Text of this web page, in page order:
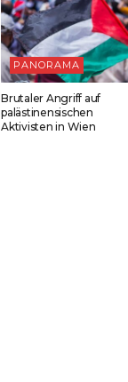
PANORAMA
Brutaler Angriff auf
palästinensischen
Aktivisten in Wien